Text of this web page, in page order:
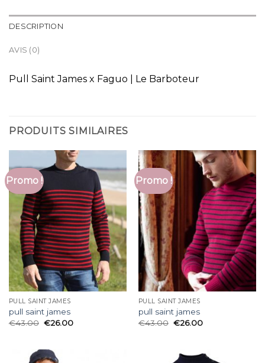
DESCRIPTION
AVIS (0)
Pull Saint James x Faguo | Le Barboteur
PRODUITS SIMILAIRES
Promo !
PULL SAINT JAMES
pull saint james
€43.00 €26.00
Promo !
PULL SAINT JAMES
pull saint james
€43.00 €26.00